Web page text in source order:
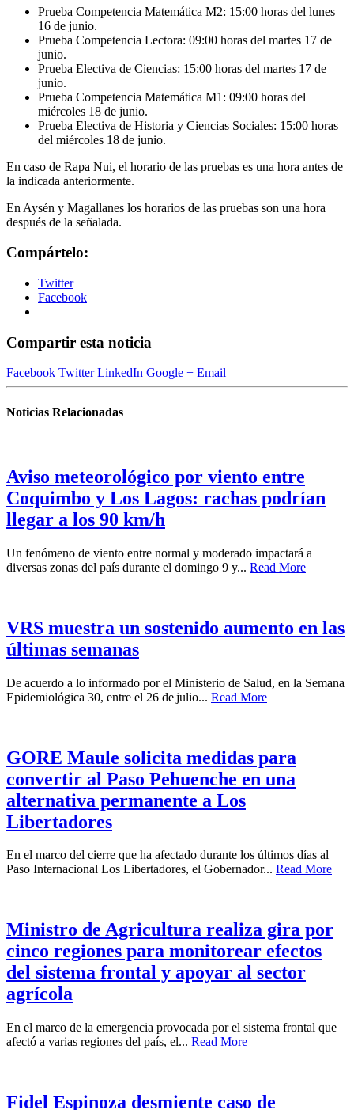
Prueba Competencia Matemática M2: 15:00 horas del lunes
16 de junio.
Prueba Competencia Lectora: 09:00 horas del martes 17 de
junio.
Prueba Electiva de Ciencias: 15:00 horas del martes 17 de
junio.
Prueba Competencia Matemática M1: 09:00 horas del
miércoles 18 de junio.
Prueba Electiva de Historia y Ciencias Sociales: 15:00 horas
del miércoles 18 de junio.
En caso de Rapa Nui, el horario de las pruebas es una hora antes de
la indicada anteriormente.
En Aysén y Magallanes los horarios de las pruebas son una hora
después de la señalada.
Compártelo:
Twitter
Facebook
Compartir esta noticia
Facebook Twitter LinkedIn Google + Email
Noticias Relacionadas
Aviso meteorológico por viento entre
Coquimbo y Los Lagos: rachas podrían
llegar a los 90 km/h
Un fenómeno de viento entre normal y moderado impactará a
diversas zonas del país durante el domingo 9 y... Read More
VRS muestra un sostenido aumento en las
últimas semanas
De acuerdo a lo informado por el Ministerio de Salud, en la Semana
Epidemiológica 30, entre el 26 de julio... Read More
GORE Maule solicita medidas para
convertir al Paso Pehuenche en una
alternativa permanente a Los
Libertadores
En el marco del cierre que ha afectado durante los últimos días al
Paso Internacional Los Libertadores, el Gobernador... Read More
Ministro de Agricultura realiza gira por
cinco regiones para monitorear efectos
del sistema frontal y apoyar al sector
agrícola
En el marco de la emergencia provocada por el sistema frontal que
afectó a varias regiones del país, el... Read More
Fidel Espinoza desmiente caso de